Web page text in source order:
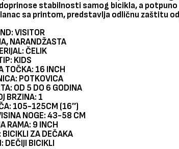
stabilnosti samog bicikla, a
sa printom, predstavlja odličnu zaštitu
VISITOR
NARANDŽASTA
ČELIK
KIDS
TOČKA: 16 INCH
POTKOVICA
OD 5 DO 6 GODINA
BRZINA: 1
105-125CM (16″)
NOGE: 43-58 CM
RAMA: 9 INCH
BICIKLI ZA DEČAKA
DEČIJI BICIKLI